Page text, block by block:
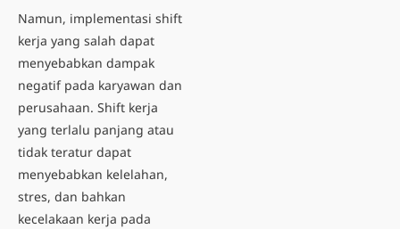
Namun, implementasi shift
kerja yang salah dapat
menyebabkan dampak
negatif pada karyawan dan
perusahaan. Shift kerja
yang terlalu panjang atau
tidak teratur dapat
menyebabkan kelelahan,
stres, dan bahkan
kecelakaan kerja pada